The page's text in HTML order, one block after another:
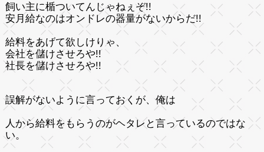
飼い主に楯ついてんじゃねぇぞ!!
安月給なのはオンドレの器量がないからだ!!
給料をあげて欲しけりゃ、
会社を儲けさせろや!!
社長を儲けさせろや!!
誤解がないように言っておくが、俺は
人から給料をもらうのがヘタレと言っているのではな
い。